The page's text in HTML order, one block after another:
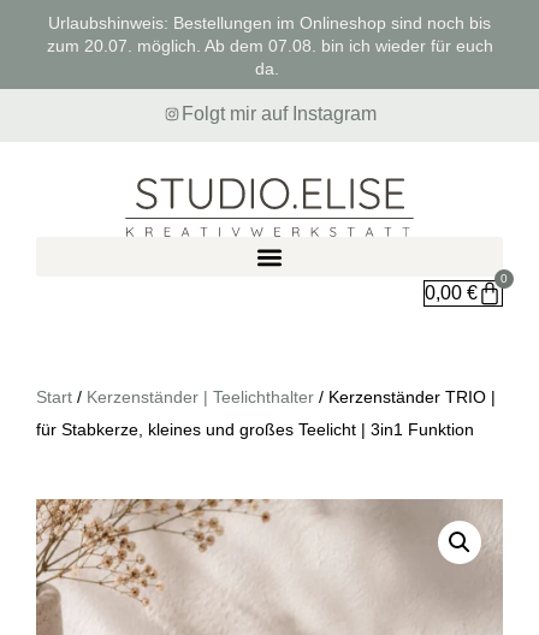
Urlaubshinweis: Bestellungen im Onlineshop sind noch bis
zum 20.07. möglich. Ab dem 07.08. bin ich wieder für euch
da.
Folgt mir auf Instagram
0,00 €
0
Start / Kerzenständer | Teelichthalter / Kerzenständer TRIO |
für Stabkerze, kleines und großes Teelicht | 3in1 Funktion